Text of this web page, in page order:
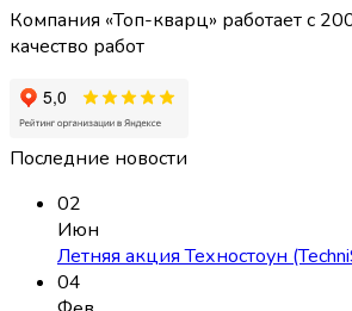
Компания «Топ-кварц» работает с
качество работ
Последние новости
02
Июн
Летняя акция Техностоун
04